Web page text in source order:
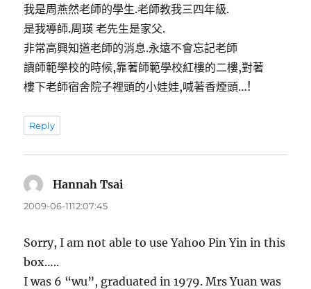
我是周燕然老師的學生.老師教我三四年級.
是我導師.周瑛 老先生是家父.
非常高興知道老師的消息.永遠不會忘記老師
讀師範學校的時候,靠著師範學校紅樓的二樓,對著
樓下老師宿舍院子裡頭的小娃娃,喊著香煙頭…!
Reply
Hannah Tsai
2009-06-1112:07:45
Sorry, I am not able to use Yahoo Pin Yin in this
box…..
I was 6 “wu”, graduated in 1979. Mrs Yuan was